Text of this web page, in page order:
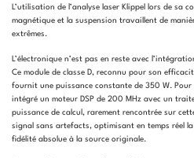
L’utilisation de l’analyse laser Klippel lors de sa
magnétique et la suspension travaillent de
extrêmes.
L’électronique n’est pas en reste avec
Ce module de classe D, reconnu pour son
fournit une puissance constante de 350 W.
intégré un moteur DSP de 200 MHz avec un
puissance de calcul, rarement rencontrée sur
signal sans artefacts, optimisant en temps réel
fidélité absolue à la source originale.